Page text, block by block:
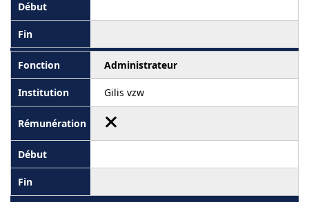
Administrateur
Gilis vzw